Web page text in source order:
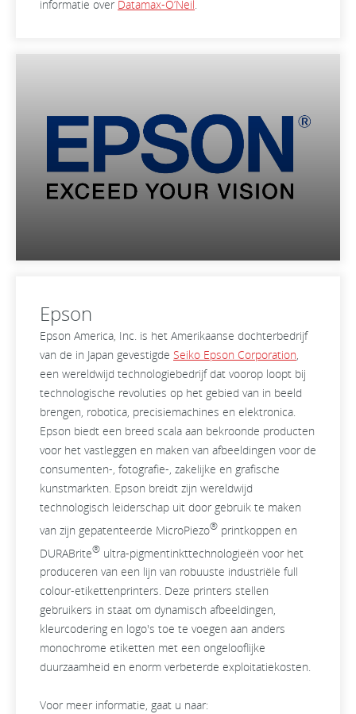
informatie over Datamax-O’Neil.
Epson
Epson America, Inc. is het Amerikaanse dochterbedrijf
van de in Japan gevestigde Seiko Epson Corporation,
een wereldwijd technologiebedrijf dat voorop loopt bij
technologische revoluties op het gebied van in beeld
brengen, robotica, precisiemachines en elektronica.
Epson biedt een breed scala aan bekroonde producten
voor het vastleggen en maken van afbeeldingen voor de
consumenten-, fotografie-, zakelijke en grafische
kunstmarkten. Epson breidt zijn wereldwijd
technologisch leiderschap uit door gebruik te maken
van zijn gepatenteerde MicroPiezo® printkoppen en
DURABrite® ultra-pigmentinkttechnologieën voor het
produceren van een lijn van robuuste industriële full
colour-etikettenprinters. Deze printers stellen
gebruikers in staat om dynamisch afbeeldingen,
kleurcodering en logo's toe te voegen aan anders
monochrome etiketten met een ongelooflijke
duurzaamheid en enorm verbeterde exploitatiekosten.
Voor meer informatie, gaat u naar: